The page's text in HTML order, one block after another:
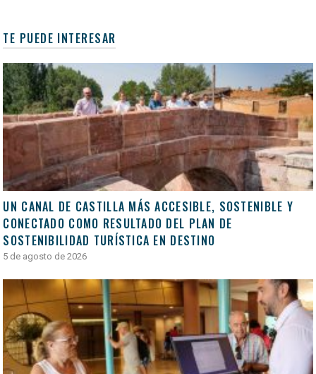
TE PUEDE INTERESAR
UN CANAL DE CASTILLA MÁS ACCESIBLE, SOSTENIBLE Y
CONECTADO COMO RESULTADO DEL PLAN DE
SOSTENIBILIDAD TURÍSTICA EN DESTINO
5 de agosto de 2026